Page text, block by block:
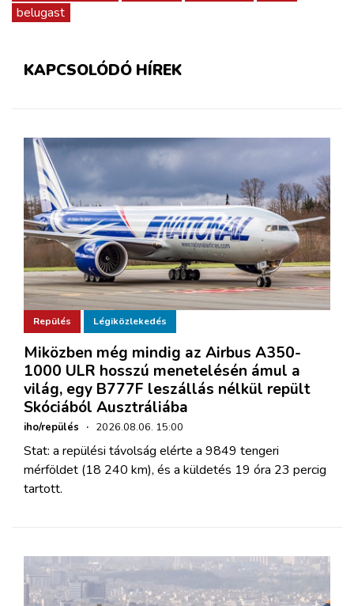
belugast
KAPCSOLÓDÓ HÍREK
Repülés Légiközlekedés
Miközben még mindig az Airbus A350-
1000 ULR hosszú menetelésén ámul a
világ, egy B777F leszállás nélkül repült
Skóciából Ausztráliába
iho/repülés · 2026.08.06. 15:00
Stat: a repülési távolság elérte a 9849 tengeri
mérföldet (18 240 km), és a küldetés 19 óra 23 percig
tartott.